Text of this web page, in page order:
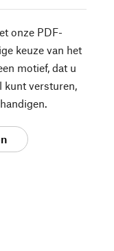
onze PDF-
keuze van het
motief, dat u
kunt versturen,